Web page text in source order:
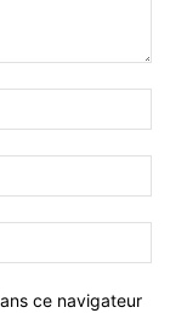
ce navigateur